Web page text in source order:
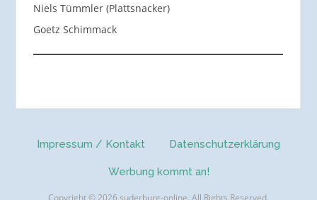
Niels Tümmler (Plattsnacker)
Goetz Schimmack
Impressum / Kontakt Datenschutzerklärung
Werbung kommt an!
Copyright © 2026 suderburg-online. All Rights Reserved.